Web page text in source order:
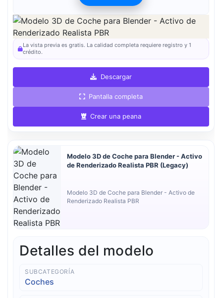
La vista previa se puede descargar gratis. La calidad completa está
disponible tras el registro por 1 crédito.
La vista previa es gratis. La calidad completa requiere registro y 1
crédito.
Descargar
Pantalla completa
Crear una peana
Modelo 3D de Coche para Blender - Activo
de Renderizado Realista PBR (Legacy)
Modelo 3D de Coche para Blender - Activo de
Renderizado Realista PBR
Detalles del modelo
SUBCATEGORÍA
Coches